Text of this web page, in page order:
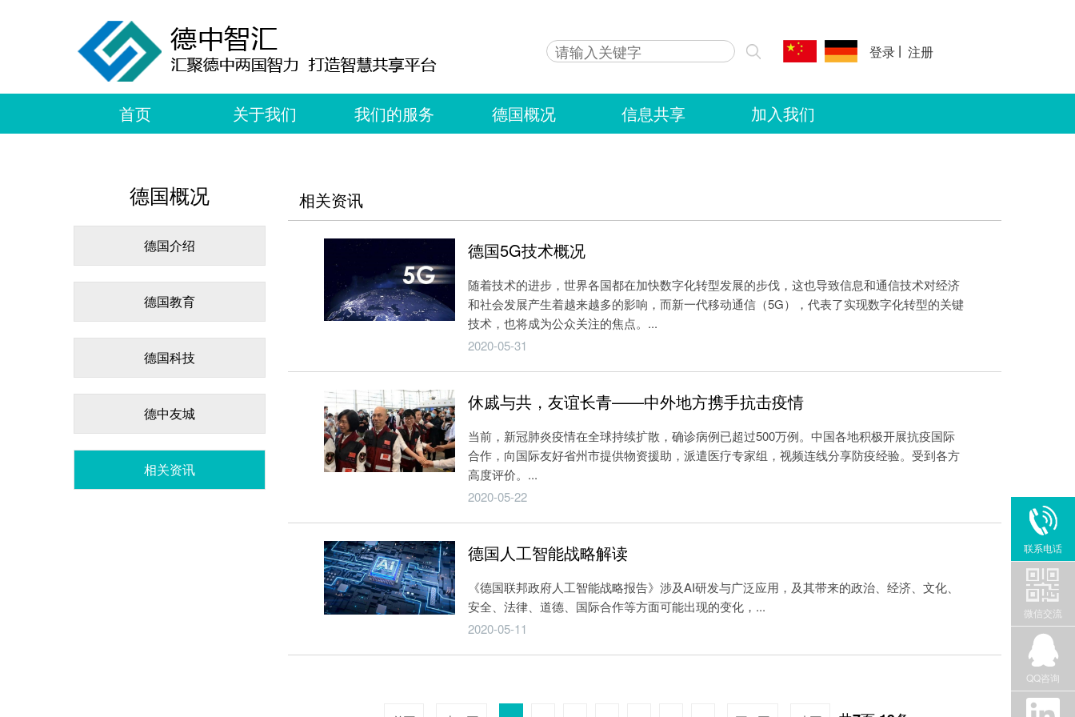
登录 | 注册
首页 关于我们 我们的服务 德国概况 信息共享 加入我们
德国概况
德国介绍
德国教育
德国科技
德中友城
相关资讯
相关资讯
德国5G技术概况
随着技术的进步，世界各国都在加快数字化转型发展的步伐，这也导致信息和通信技术对经济
和社会发展产生着越来越多的影响，而新一代移动通信（5G），代表了实现数字化转型的关键
技术，也将成为公众关注的焦点。...
2020-05-31
休戚与共，友谊长青——中外地方携手抗击疫情
当前，新冠肺炎疫情在全球持续扩散，确诊病例已超过500万例。中国各地积极开展抗疫国际
合作，向国际友好省州市提供物资援助，派遣医疗专家组，视频连线分享防疫经验。受到各方
高度评价。...
2020-05-22
德国人工智能战略解读
《德国联邦政府人工智能战略报告》涉及AI研发与广泛应用，及其带来的政治、经济、文化、
安全、法律、道德、国际合作等方面可能出现的变化，...
2020-05-11
联系电话
微信交流
QQ咨询